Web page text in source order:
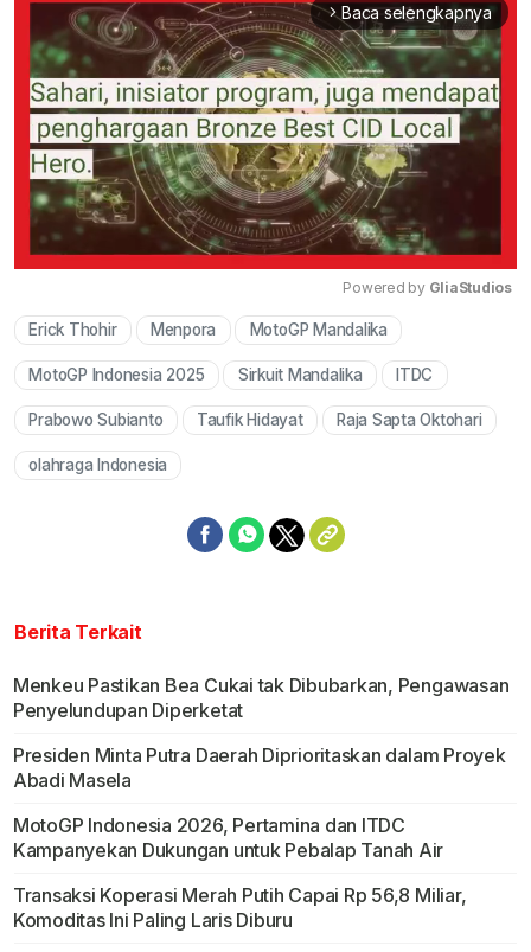
arrow_forward_ios Baca selengkapnya
Powered by GliaStudios
Erick Thohir Menpora MotoGP Mandalika
MotoGP Indonesia 2025 Sirkuit Mandalika ITDC
Prabowo Subianto Taufik Hidayat Raja Sapta Oktohari
olahraga Indonesia
Berita Terkait
Menkeu Pastikan Bea Cukai tak Dibubarkan, Pengawasan
Penyelundupan Diperketat
Presiden Minta Putra Daerah Diprioritaskan dalam Proyek
Abadi Masela
MotoGP Indonesia 2026, Pertamina dan ITDC
Kampanyekan Dukungan untuk Pebalap Tanah Air
Transaksi Koperasi Merah Putih Capai Rp 56,8 Miliar,
Komoditas Ini Paling Laris Diburu